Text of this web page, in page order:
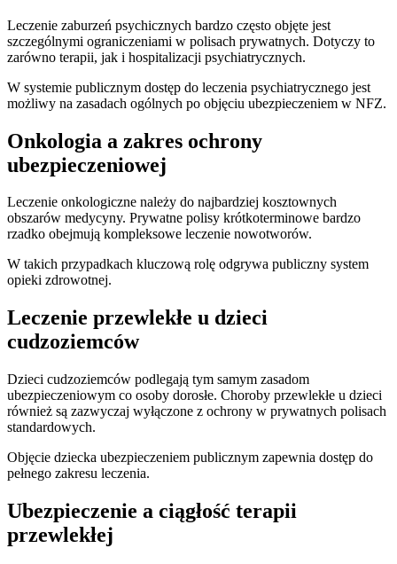
Leczenie zaburzeń psychicznych bardzo często objęte jest
szczególnymi ograniczeniami w polisach prywatnych. Dotyczy to
zarówno terapii, jak i hospitalizacji psychiatrycznych.
W systemie publicznym dostęp do leczenia psychiatrycznego jest
możliwy na zasadach ogólnych po objęciu ubezpieczeniem w NFZ.
Onkologia a zakres ochrony
ubezpieczeniowej
Leczenie onkologiczne należy do najbardziej kosztownych
obszarów medycyny. Prywatne polisy krótkoterminowe bardzo
rzadko obejmują kompleksowe leczenie nowotworów.
W takich przypadkach kluczową rolę odgrywa publiczny system
opieki zdrowotnej.
Leczenie przewlekłe u dzieci
cudzoziemców
Dzieci cudzoziemców podlegają tym samym zasadom
ubezpieczeniowym co osoby dorosłe. Choroby przewlekłe u dzieci
również są zazwyczaj wyłączone z ochrony w prywatnych polisach
standardowych.
Objęcie dziecka ubezpieczeniem publicznym zapewnia dostęp do
pełnego zakresu leczenia.
Ubezpieczenie a ciągłość terapii
przewlekłej